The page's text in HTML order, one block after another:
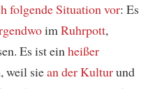
folgende Situation vor: Es
imRuhrpott,
Es ist einheißer
, weil siean der Kulturund